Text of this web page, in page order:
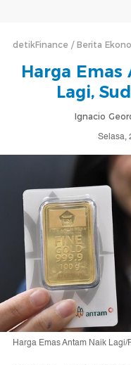
detikFinance Berita
Harga Emas
Lagi,
Ignacio
Selasa,
Harga Emas Antam Naik